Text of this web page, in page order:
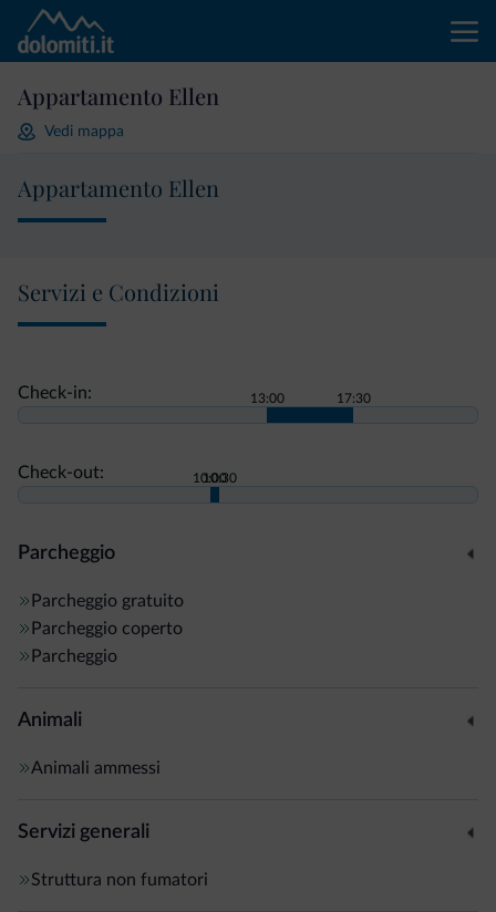
Appartamento Ellen
Vedi mappa
Appartamento Ellen
Servizi e Condizioni
Check-in: 13:00 17:30
Check-out: 10:00
10:30
Parcheggio
Parcheggio gratuito
Parcheggio coperto
Parcheggio
Animali
Animali ammessi
Servizi generali
Struttura non fumatori